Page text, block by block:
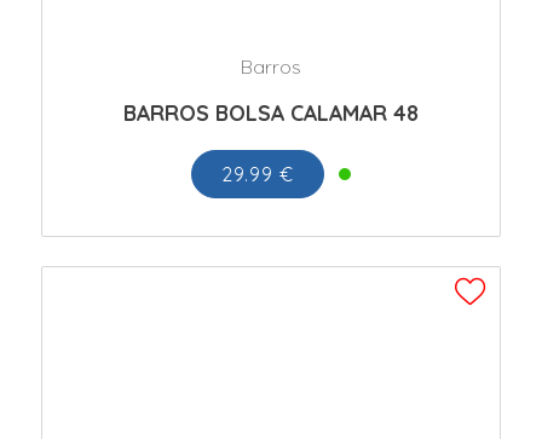
Barros
BARROS BOLSA CALAMAR 48
29.99 €